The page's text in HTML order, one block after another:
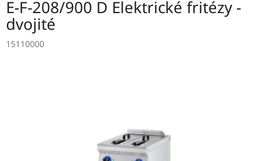
E-F-208/900 D Elektrické fritézy -
dvojité
15110000